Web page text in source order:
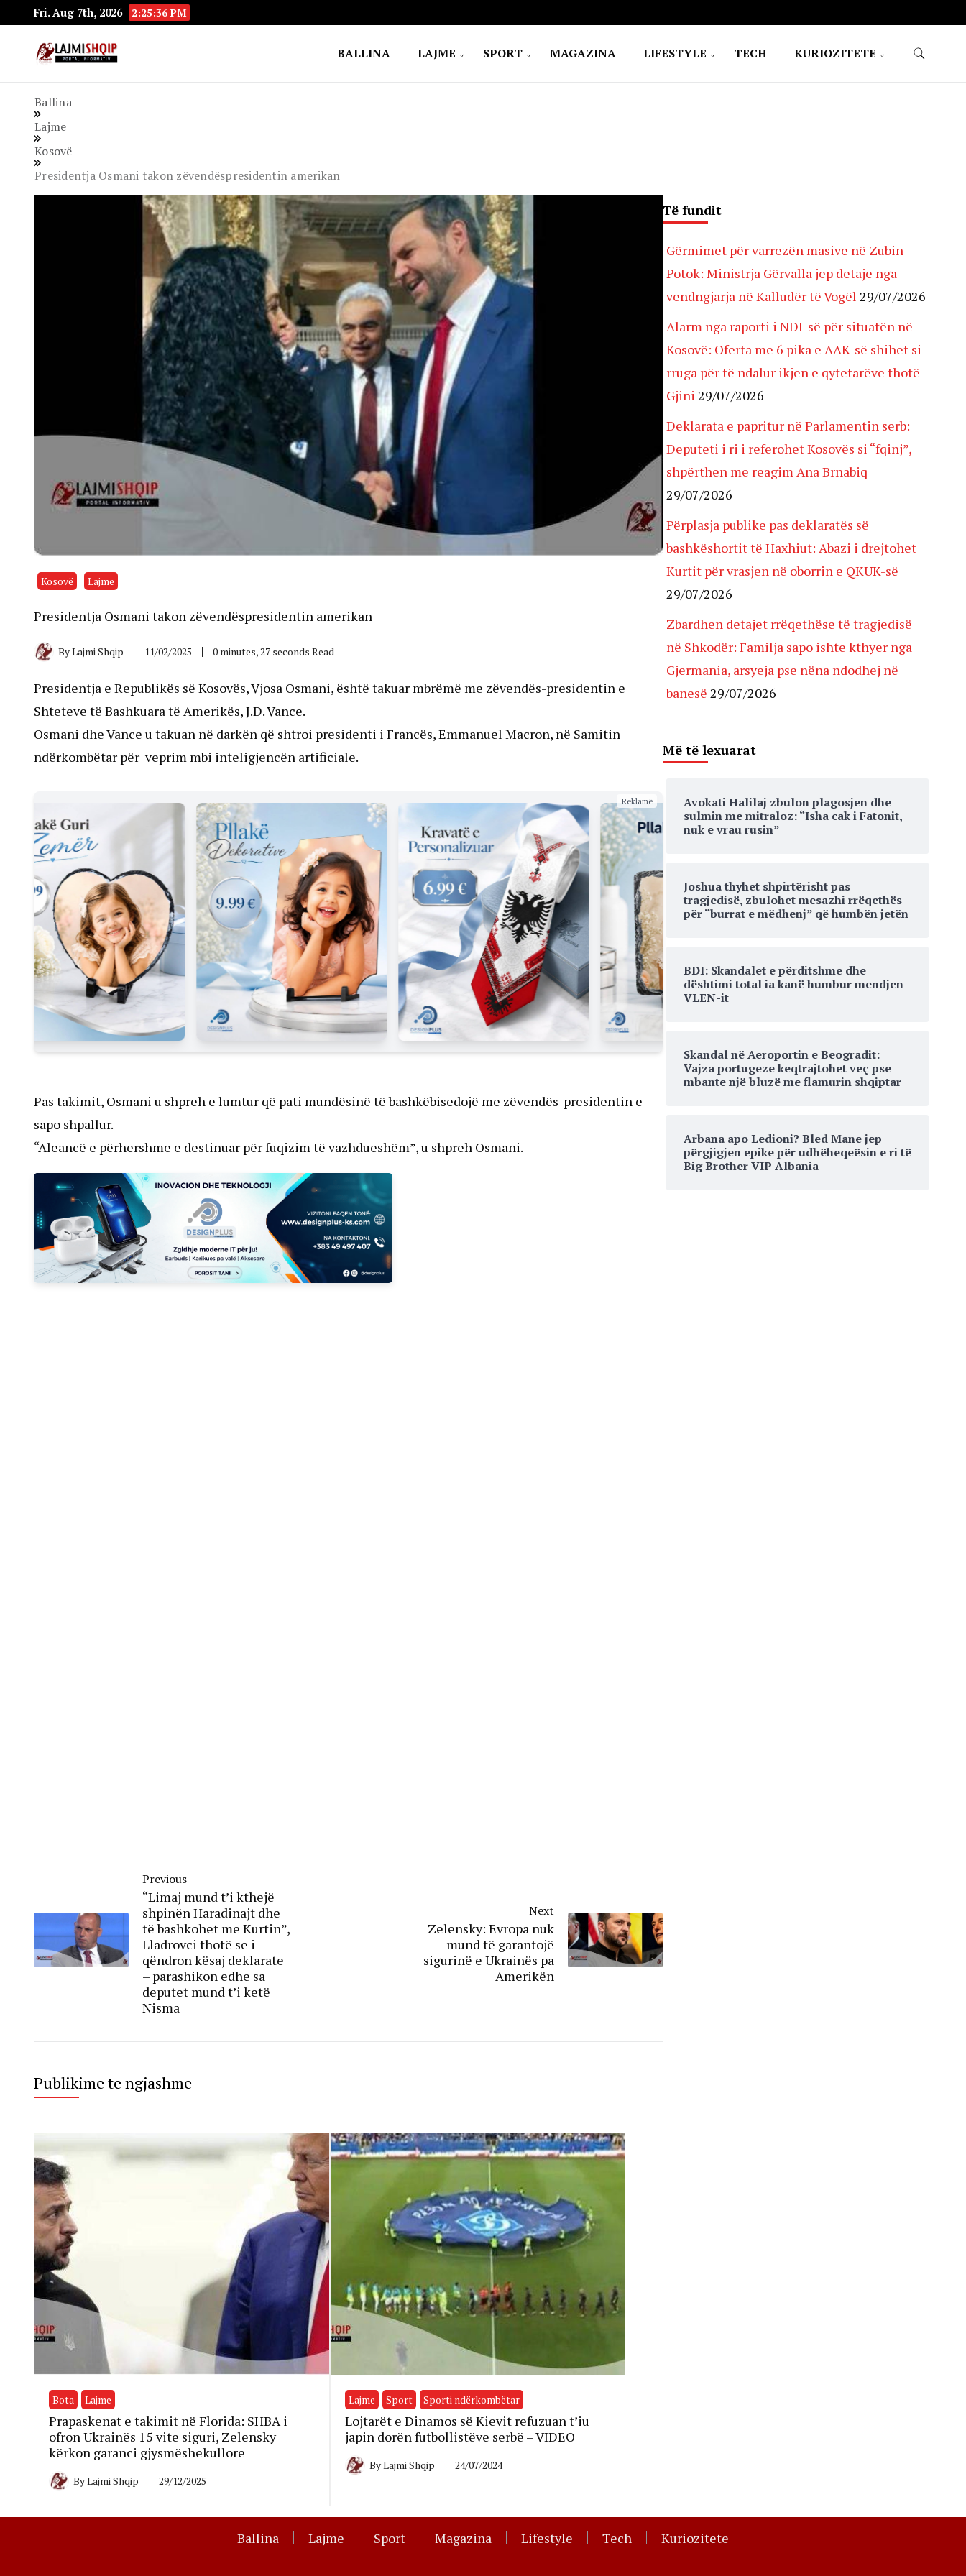
Fri. Aug 7th, 2026 2:25:37 PM
BALLINA LAJME SPORT MAGAZINA LIFESTYLE TECH KURIOZITETE
Ballina
Lajme
Kosovë
Presidentja Osmani takon zëvendëspresidentin amerikan
Kosovë Lajme
Presidentja Osmani takon zëvendëspresidentin amerikan
ByLajmi Shqip 11/02/2025 0 minutes, 27 seconds Read
Presidentja e Republikës së Kosovës, Vjosa Osmani, është takuar mbrëmë me zëvendës-presidentin e
Shteteve të Bashkuara të Amerikës, J.D. Vance.
Osmani dhe Vance u takuan në darkën që shtroi presidenti i Francës, Emmanuel Macron, në Samitin
ndërkombëtar për veprim mbi inteligjencën artificiale.
Reklamë
Pas takimit, Osmani u shpreh e lumtur që pati mundësinë të bashkëbisedojë me zëvendës-presidentin e
sapo shpallur.
“Aleancë e përhershme e destinuar për fuqizim të vazhdueshëm”, u shpreh Osmani.
Previous
“Limaj mund t’i kthejë
shpinën Haradinajt dhe
të bashkohet me Kurtin”,
Lladrovci thotë se i
qëndron kësaj deklarate
– parashikon edhe sa
deputet mund t’i ketë
Nisma
Next
Zelensky: Evropa nuk
mund të garantojë
sigurinë e Ukrainës pa
Amerikën
Publikime te ngjashme
Bota Lajme
Prapaskenat e takimit në Florida: SHBA i
ofron Ukrainës 15 vite siguri, Zelensky
kërkon garanci gjysmëshekullore
ByLajmi Shqip 29/12/2025
Lajme Sport Sporti ndërkombëtar
Lojtarët e Dinamos së Kievit refuzuan t’iu
japin dorën futbollistëve serbë – VIDEO
ByLajmi Shqip 24/07/2024
Të fundit
Gërmimet për varrezën masive në Zubin
Potok: Ministrja Gërvalla jep detaje nga
vendngjarja në Kalludër të Vogël 29/07/2026
Alarm nga raporti i NDI-së për situatën në
Kosovë: Oferta me 6 pika e AAK-së shihet si
rruga për të ndalur ikjen e qytetarëve thotë
Gjini 29/07/2026
Deklarata e papritur në Parlamentin serb:
Deputeti i ri i referohet Kosovës si “fqinj”,
shpërthen me reagim Ana Brnabiq
29/07/2026
Përplasja publike pas deklaratës së
bashkëshortit të Haxhiut: Abazi i drejtohet
Kurtit për vrasjen në oborrin e QKUK-së
29/07/2026
Zbardhen detajet rrëqethëse të tragjedisë
në Shkodër: Familja sapo ishte kthyer nga
Gjermania, arsyeja pse nëna ndodhej në
banesë 29/07/2026
Më të lexuarat
Avokati Halilaj zbulon plagosjen dhe
sulmin me mitraloz: “Isha cak i Fatonit,
nuk e vrau rusin”
Joshua thyhet shpirtërisht pas
tragjedisë, zbulohet mesazhi rrëqethës
për “burrat e mëdhenj” që humbën jetën
BDI: Skandalet e përditshme dhe
dështimi total ia kanë humbur mendjen
VLEN-it
Skandal në Aeroportin e Beogradit:
Vajza portugeze keqtrajtohet veç pse
mbante një bluzë me flamurin shqiptar
Arbana apo Ledioni? Bled Mane jep
përgjigjen epike për udhëheqeësin e ri të
Big Brother VIP Albania
Ballina Lajme Sport Magazina Lifestyle Tech Kuriozitete